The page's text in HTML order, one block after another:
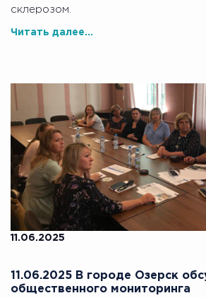
склерозом.
Читать далее...
11.06.2025
11.06.2025 В городе Озерск
общественного мониторинга